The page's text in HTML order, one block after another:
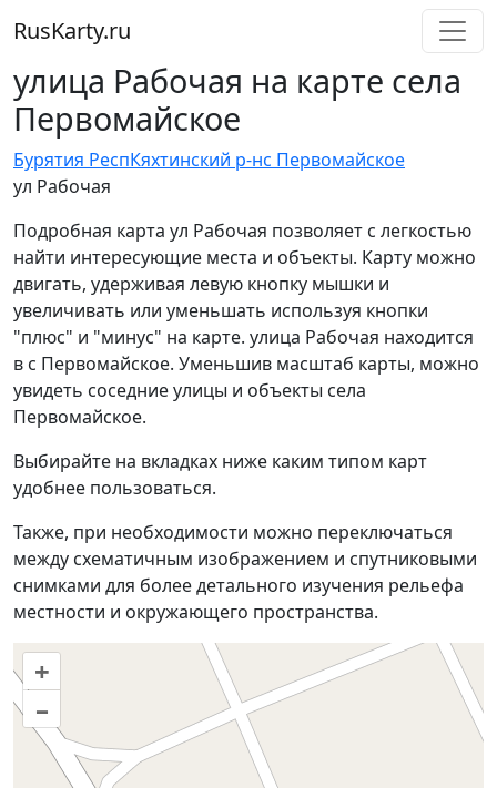
RusKarty.ru
улица Рабочая на карте села
Первомайское
Бурятия РеспКяхтинский р-нс Первомайское
ул Рабочая
Подробная карта ул Рабочая позволяет с легкостью
найти интересующие места и объекты. Карту можно
двигать, удерживая левую кнопку мышки и
увеличивать или уменьшать используя кнопки
"плюс" и "минус" на карте. улица Рабочая находится
в с Первомайское. Уменьшив масштаб карты, можно
увидеть соседние улицы и объекты села
Первомайское.
Выбирайте на вкладках ниже каким типом карт
удобнее пользоваться.
Также, при необходимости можно переключаться
между схематичным изображением и спутниковыми
снимками для более детального изучения рельефа
местности и окружающего пространства.
+
–